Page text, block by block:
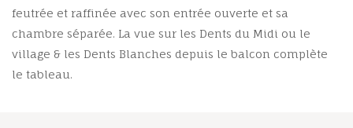
feutrée et raffinée avec son entrée ouverte et sa
chambre séparée. La vue sur les Dents du Midi ou le
village & les Dents Blanches depuis le balcon complète
le tableau.